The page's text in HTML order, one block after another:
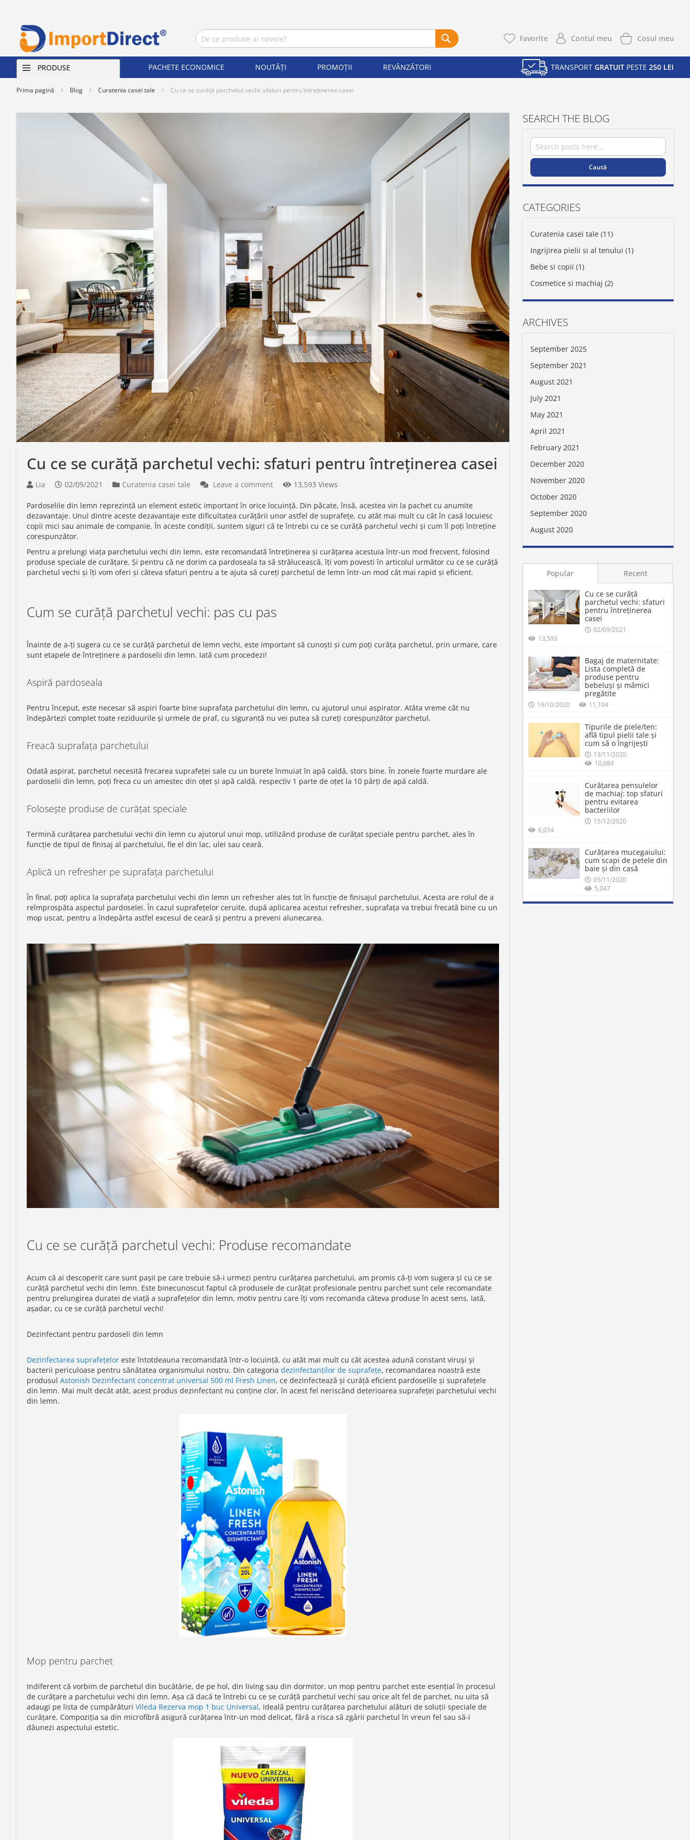
Favorite Contul meu Coşul meu
PRODUSE PACHETE ECONOMICE NOUTĂȚI PROMOȚII REVÂNZĂTORI TRANSPORT GRATUIT PESTE 250 LEI
Prima pagină Blog Curatenia casei tale Cu ce se curăță parchetul vechi: sfaturi pentru întreținerea casei
Cu ce se curăță parchetul vechi: sfaturi pentru întreținerea casei
Lia 02/09/2021 Curatenia casei tale Leave a comment 13,593 Views
Pardoselile din lemn reprezintă un element estetic important în orice locuință. Din păcate, însă, acestea vin la pachet cu anumite
dezavantaje. Unul dintre aceste dezavantaje este dificultatea curățării unor astfel de suprafețe, cu atât mai mult cu cât în casă locuiesc
copii mici sau animale de companie. În aceste condiții, suntem siguri că te întrebi cu ce se curăță parchetul vechi și cum îl poți întreține
corespunzător.
Pentru a prelungi viața parchetului vechi din lemn, este recomandată întreținerea și curățarea acestuia într-un mod frecvent, folosind
produse speciale de curățare. Și pentru că ne dorim ca pardoseala ta să strălucească, îți vom povesti în articolul următor cu ce se curăță
parchetul vechi și îți vom oferi și câteva sfaturi pentru a te ajuta să cureți parchetul de lemn într-un mod cât mai rapid și eficient.
Cum se curăță parchetul vechi: pas cu pas
Înainte de a-ți sugera cu ce se curăță parchetul de lemn vechi, este important să cunoști și cum poți curăța parchetul, prin urmare, care
sunt etapele de întreținere a pardoselii din lemn. Iată cum procedezi!
Aspiră pardoseala
Pentru început, este necesar să aspiri foarte bine suprafața parchetului din lemn, cu ajutorul unui aspirator. Atâta vreme cât nu
îndepărtezi complet toate reziduurile și urmele de praf, cu siguranță nu vei putea să cureți corespunzător parchetul.
Freacă suprafața parchetului
Odată aspirat, parchetul necesită frecarea suprafeței sale cu un burete înmuiat în apă caldă, stors bine. În zonele foarte murdare ale
pardoselii din lemn, poți freca cu un amestec din oțet și apă caldă, respectiv 1 parte de oțet la 10 părți de apă caldă.
Folosește produse de curățat speciale
Termină curățarea parchetului vechi din lemn cu ajutorul unui mop, utilizând produse de curățat speciale pentru parchet, ales în
funcție de tipul de finisaj al parchetului, fie el din lac, ulei sau ceară.
Aplică un refresher pe suprafața parchetului
În final, poți aplica la suprafața parchetului vechi din lemn un refresher ales tot în funcție de finisajul parchetului. Acesta are rolul de a
reîmprospăta aspectul pardoselei. În cazul suprafețelor ceruite, după aplicarea acestui refresher, suprafața va trebui frecată bine cu un
mop uscat, pentru a îndepărta astfel excesul de ceară și pentru a preveni alunecarea.
Cu ce se curăță parchetul vechi: Produse recomandate
Acum că ai descoperit care sunt pașii pe care trebuie să-i urmezi pentru curățarea parchetului, am promis că-ți vom sugera și cu ce se
curăță parchetul vechi din lemn. Este binecunoscut faptul că produsele de curățat profesionale pentru parchet sunt cele recomandate
pentru prelungirea duratei de viață a suprafețelor din lemn, motiv pentru care îți vom recomanda câteva produse în acest sens. Iată,
așadar, cu ce se curăță parchetul vechi!
Dezinfectant pentru pardoseli din lemn
Dezinfectarea suprafețelor este întotdeauna recomandată într-o locuință, cu atât mai mult cu cât acestea adună constant viruși și
bacterii periculoase pentru sănătatea organismului nostru. Din categoria dezinfectanților de suprafețe, recomandarea noastră este
produsul Astonish Dezinfectant concentrat universal 500 ml Fresh Linen, ce dezinfectează și curăță eficient pardoselile și suprafețele
din lemn. Mai mult decât atât, acest produs dezinfectant nu conține clor, în acest fel neriscând deterioarea suprafeței parchetului vechi
din lemn.
Mop pentru parchet
Indiferent că vorbim de parchetul din bucătărie, de pe hol, din living sau din dormitor, un mop pentru parchet este esențial în procesul
de curățare a parchetului vechi din lemn. Așa că dacă te întrebi cu ce se curăță parchetul vechi sau orice alt fel de parchet, nu uita să
adaugi pe lista de cumpărături Vileda Rezerva mop 1 buc Universal, ideală pentru curățarea parchetului alături de soluții speciale de
curățare. Compoziția sa din microfibră asigură curățarea într-un mod delicat, fără a risca să zgârii parchetul în vreun fel sau să-i
dăunezi aspectului estetic.
SEARCH THE BLOG
Caută
Caută
CATEGORIES
Curatenia casei tale (11)
Ingrijirea pielii si al tenului (1)
Bebe si copii (1)
Cosmetice si machiaj (2)
ARCHIVES
September 2025
September 2021
August 2021
July 2021
May 2021
April 2021
February 2021
December 2020
November 2020
October 2020
September 2020
August 2020
Popular
Cu ce se curăță
parchetul vechi: sfaturi
pentru întreținerea
casei
02/09/2021
13,593
Bagaj de maternitate:
Lista completă de
produse pentru
bebeluși și mămici
pregătite
19/10/2020 11,104
Tipurile de piele/ten:
află tipul pielii tale și
cum să o îngrijești
13/11/2020
10,084
Curățarea pensulelor
de machiaj: top sfaturi
pentru evitarea
bacteriilor
15/12/2020
6,034
Curățarea mucegaiului:
cum scapi de petele din
baie și din casă
05/11/2020
5,047
Recent